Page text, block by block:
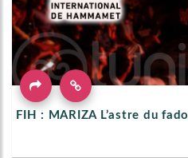
FIH : MARIZA L’astre du fado